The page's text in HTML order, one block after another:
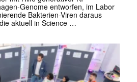
Genome entworfen, im Labor
Bakterien-Viren daraus
aktuell in Science …